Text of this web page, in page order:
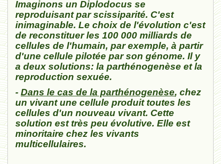
Imaginons un Diplodocus se
reproduisant par scissiparité. C'est
inimaginable. Le choix de l'évolution c'est
de reconstituer les 100 000 milliards de
cellules de l'humain, par exemple, à partir
d'une cellule pilotée par son génome. Il y
a deux solutions: la parthénogenèse et la
reproduction sexuée.
- Dans le cas de la parthénogenèse, chez
un vivant une cellule produit toutes les
cellules d'un nouveau vivant. Cette
solution est très peu évolutive. Elle est
minoritaire chez les vivants
multicellulaires.